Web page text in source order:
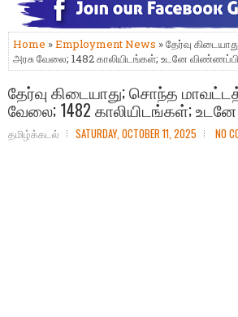
Home »Employment News » தேர்வு
அரசு வேலை; 1482 காலியிடங்கள்; உடனே
தேர்வு கிடையாது; சொந்த
வேலை; 1482 காலியிடங்கள்;
தமிழ்க்கடல் SATURDAY, OCTOBER 11, 2025 NO